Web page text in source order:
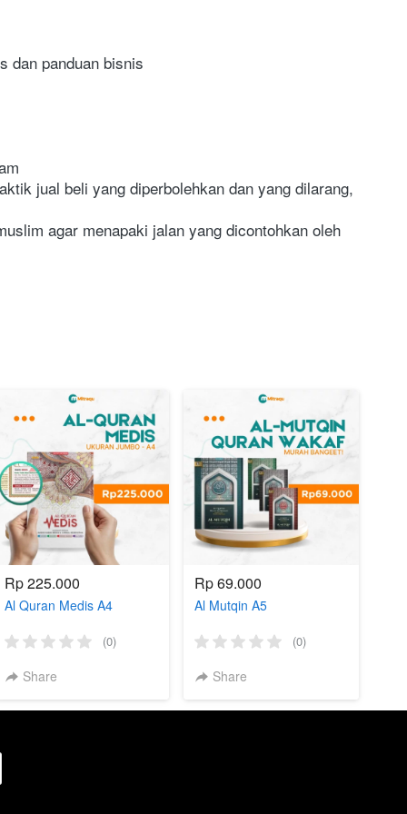
dan panduan bisnis
jual beli yang diperbolehkan dan yang dilarang,
agar menapaki jalan yang dicontohkan oleh
Rp 225.000
Al Quran Medis A4
(0)
Share
Rp 69.000
Al Mutqin A5
(0)
Share